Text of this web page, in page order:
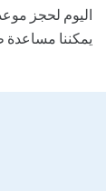
اليوم لحجز
يمكننا مساعدة